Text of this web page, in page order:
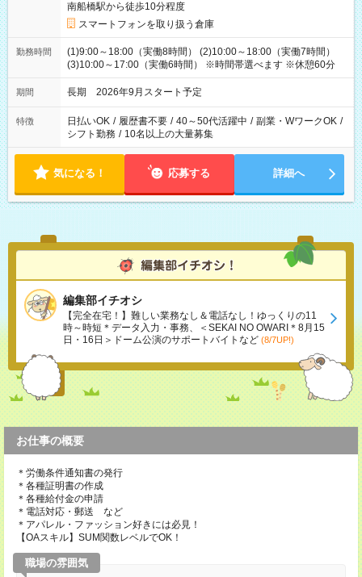
南船橋駅から徒歩10分程度
スマートフォンを取り扱う倉庫
勤務時間
(1)9:00～18:00（実働8時間） (2)10:00～18:00（実働7時間）
(3)10:00～17:00（実働6時間） ※時間帯選べます ※休憩60分
期間 長期 2026年9月スタート予定
特徴 日払いOK / 履歴書不要 / 40～50代活躍中 / 副業・WワークOK /
シフト勤務 / 10名以上の大量募集
気になる！ 応募する 詳細へ
編集部イチオシ
【完全在宅！】難しい業務なし＆電話なし！ゆっくりの11
時～時短＊データ入力・事務、＜SEKAI NO OWARI＊8月15
日・16日＞ドーム公演のサポートバイトなど (8/7UP!)
お仕事の概要
＊労働条件通知書の発行
＊各種証明書の作成
＊各種給付金の申請
＊電話対応・郵送 など
＊アパレル・ファッション好きには必見！
【OAスキル】SUM関数レベルでOK！
職場の雰囲気